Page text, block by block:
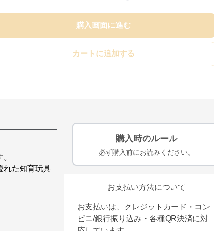
購入画面に進む
カートに追加する
れた知育玩具
購入時のルール
必ず購入前にお読みください。
お支払い方法について
お支払いは、クレジットカード・コン
ビニ/銀行振り込み・各種QR決済に対